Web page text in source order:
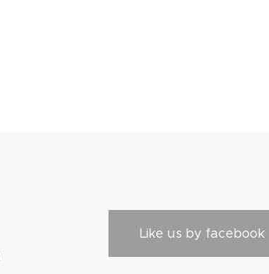
Like us by facebook